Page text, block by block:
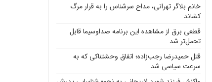
خانم بلاگر تهرانی، مداح سرشناس را به قرار مرگ
کشاند
قطعی برق از مشاهده این برنامه صداوسیما قابل
تحمل‌تر شد
قتل حمیدرضا رجب‌زاده؛ اتفاق وحشتناکی که به
سرعت سیاسی شد